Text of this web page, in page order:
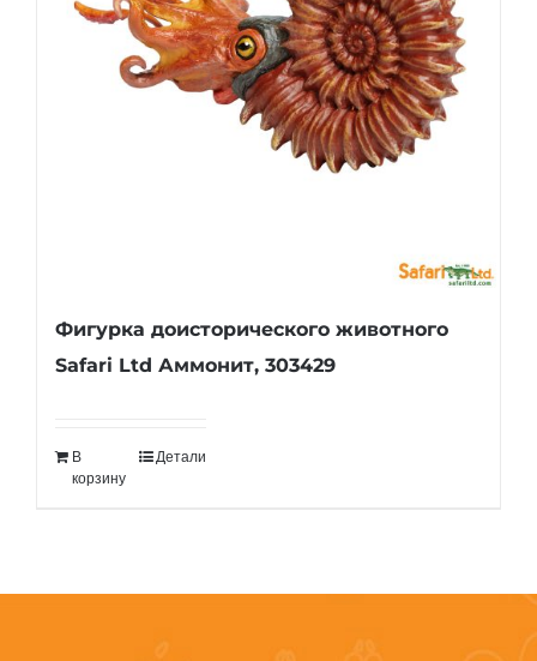
Фигурка доисторического животного
Safari Ltd Аммонит, 303429
В
корзину
Детали